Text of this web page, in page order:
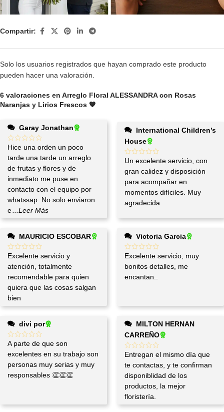
Compartir:
6 valoraciones en Arreglo Floral ALESSANDRA con Rosas
Naranjas y Lirios Frescos 🧡
Garay Jonathan
Hice una orden un poco
tarde una tarde un arreglo
de frutas y flores y de
inmediato me puse en
contacto con el equipo por
whatssap. No solo enviaron
e
...Leer Más
House
Un excelente servicio, con
gran calidez y disposición
para acompañar en
momentos difíciles. Muy
agradecida
MAURICIO ESCOBAR
Excelente servicio y
atención, totalmente
recomendable para quien
quiera que las cosas salgan
bien
Victoria Garcia
Excelente servicio, muy
bonitos detalles, me
encantan..
divi por
A parte de que son
excelentes en su trabajo son
personas muy serias y muy
responsables 👏👏👏
CARREÑO
Entregan el mismo día que
te contactas, y te confirman
disponiblidad de los
productos, la mejor
floristería.
Solo los usuarios registrados que hayan comprado este producto
pueden hacer una valoración.